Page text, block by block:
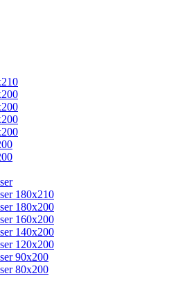
180x210
180x200
160x200
140x200
120x200
90x200
80x200